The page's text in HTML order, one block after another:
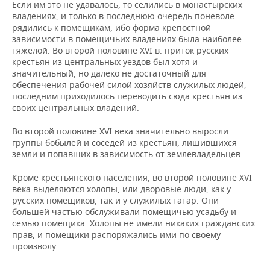
Если им это не удавалось, то селились в монастырских
владениях, и только в последнюю очередь поневоле
рядились к помещикам, ибо форма крепостной
зависимости в помещичьих владениях была наиболее
тяжелой. Во второй половине XVI в. приток русских
крестьян из центральных уездов был хотя и
значительный, но далеко не достаточный для
обеспечения рабочей силой хозяйств служилых людей;
последним приходилось переводить сюда крестьян из
своих центральных владений.
Во второй половине XVI века значительно выросли
группы бобылей и соседей из крестьян, лишившихся
земли и попавших в зависимость от землевладельцев.
Кроме крестьянского населения, во второй половине XVI
века выделяются холопы, или дворовые люди, как у
русских помещиков, так и у служилых татар. Они
большей частью обслуживали помещичью усадьбу и
семью помещика. Холопы не имели никаких гражданских
прав, и помещики распоряжались ими по своему
произволу.